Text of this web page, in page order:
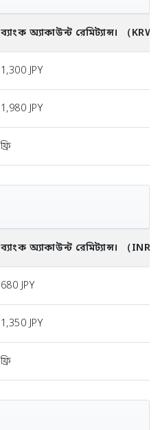
ব্যাংক অ্যাকাউন্ট রেমিট্যান্স। （KRW
1,300 JPY
1,980 JPY
ফ্রি
ব্যাংক অ্যাকাউন্ট রেমিট্যান্স। （INR）
680 JPY
1,350 JPY
ফ্রি